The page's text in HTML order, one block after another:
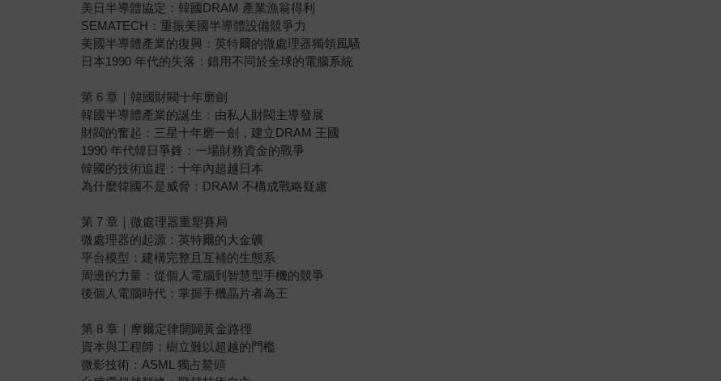
美日半導體協定：韓國DRAM 產業漁翁得利
SEMATECH：重振美國半導體設備競爭力
美國半導體產業的復興：英特爾的微處理器獨領風騷
日本1990 年代的失落：錯用不同於全球的電腦系統
第 6 章｜韓國財閥十年磨劍
韓國半導體產業的誕生：由私人財閥主導發展
財閥的奮起：三星十年磨一劍，建立DRAM 王國
1990 年代韓日爭鋒：一場財務資金的戰爭
韓國的技術追趕：十年內超越日本
為什麼韓國不是威脅：DRAM 不構成戰略疑慮
第 7 章｜微處理器重塑賽局
微處理器的起源：英特爾的大金礦
平台模型：建構完整且互補的生態系
周邊的力量：從個人電腦到智慧型手機的競爭
後個人電腦時代：掌握手機晶片者為王
第 8 章｜摩爾定律開闢黃金路徑
資本與工程師：樹立難以超越的門檻
微影技術：ASML 獨占鰲頭